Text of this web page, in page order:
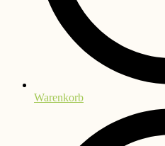
Warenkorb